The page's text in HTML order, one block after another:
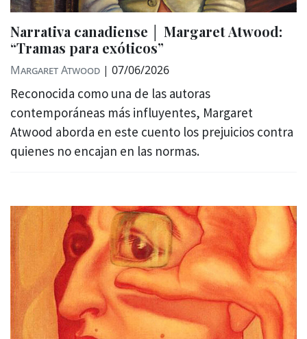
Narrativa canadiense │ Margaret Atwood:
“Tramas para exóticos”
Margaret Atwood | 07/06/2026
Reconocida como una de las autoras
contemporáneas más influyentes, Margaret
Atwood aborda en este cuento los prejuicios contra
quienes no encajan en las normas.